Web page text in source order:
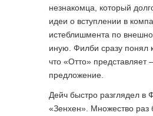
незнакомца, который
идеи о вступлении в
истеблишмента по
иную. Филби сразу понял
что «Отто» представляет
предложение.
Дейч быстро разглядел в
«Зенхен». Множество раз